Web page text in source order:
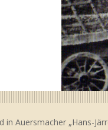
Auersmacher „Hans-